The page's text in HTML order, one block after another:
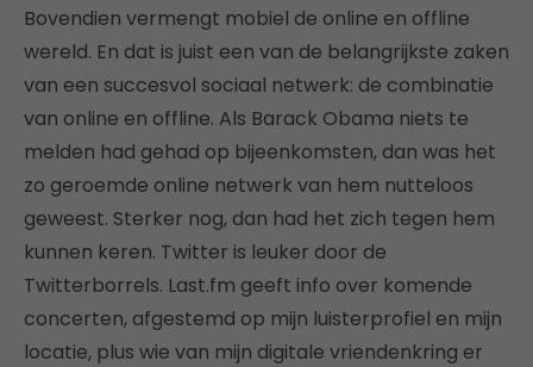
Bovendien vermengt mobiel de online en offline
wereld. En dat is juist een van de belangrijkste zaken
van een succesvol sociaal netwerk: de combinatie
van online en offline. Als Barack Obama niets te
melden had gehad op bijeenkomsten, dan was het
zo geroemde online netwerk van hem nutteloos
geweest. Sterker nog, dan had het zich tegen hem
kunnen keren. Twitter is leuker door de
Twitterborrels. Last.fm geeft info over komende
concerten, afgestemd op mijn luisterprofiel en mijn
locatie, plus wie van mijn digitale vriendenkring er